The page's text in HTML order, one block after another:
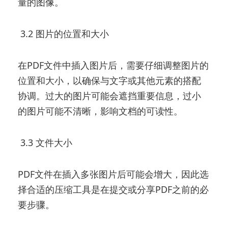
3.2 图片的位置和大小
在PDF文件中插入图片后，需要仔细调整图片的
位置和大小，以确保与文字或其他元素的搭配
协调。过大的图片可能会遮挡重要信息，过小
的图片可能不清晰，影响文档的可读性。
3.3 文件大小
PDF文件在插入多张图片后可能会增大，因此选
择合适的压缩工具是在提交或分享PDF之前的必
要步骤。